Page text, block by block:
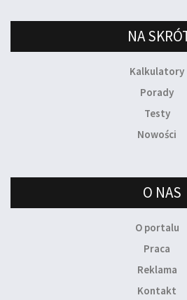
NA
Kalkulatory
Porady
Testy
Nowości
O NAS
O portalu
Praca
Reklama
Kontakt